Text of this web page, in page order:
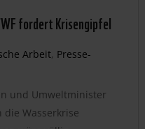
fordert Krisengipfel
Arbeit, Presse-
und Umweltminister
die Wasserkrise